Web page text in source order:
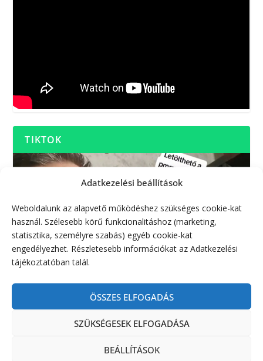
Adatkezelési beállítások
Weboldalunk az alapvető működéshez szükséges cookie-kat
használ. Szélesebb körű funkcionalitáshoz (marketing,
statisztika, személyre szabás) egyéb cookie-kat
engedélyezhet. Részletesebb információkat az Adatkezelési
tájékoztatóban talál.
ÖSSZES ELFOGADÁS
SZÜKSÉGESEK ELFOGADÁSA
BEÁLLÍTÁSOK
TIKTOK